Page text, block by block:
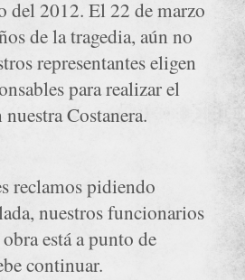
del 2012. El 22 de marzo
de la tragedia, aún no
representantes eligen
para realizar el
Costanera.
reclamos pidiendo
nuestros funcionarios
está a punto de
continuar.